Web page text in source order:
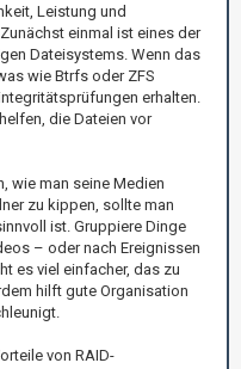
Leistung und
einmal ist eines der
Dateisystems. Wenn das
wie Btrfs oder ZFS
erhalten.
die Dateien vor
wie man seine Medien
zu kippen, sollte man
ist. Gruppiere Dinge
– oder nach Ereignissen
es viel einfacher, das zu
hilft gute Organisation
von RAID-